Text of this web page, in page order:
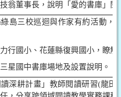
翁董事長，說明「愛的書庫」閱
島三校巡迴與作家有約活動，
行國小、花蓮縣復興國小，瞭
星國中書庫場地及設置說明。
讀深耕計畫」教師閱讀研習(龍田